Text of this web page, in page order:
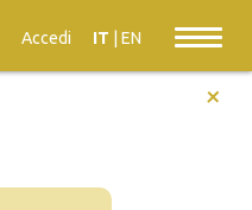
Accedi IT EN
+